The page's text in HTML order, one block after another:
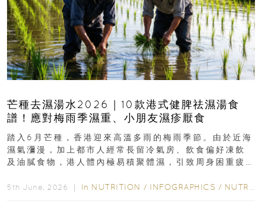
芒種去濕湯水2026｜10款港式健脾祛濕湯食
譜！應對梅雨季濕重、小朋友濕疹厭食
踏入6月芒種，香港迎來高溫多雨的梅雨季節。由於近海
濕氣瀰漫，加上都市人經常長留冷氣房、飲食偏好凍飲
及油膩食物，港人體內極易積聚體濕，引致周身困重疲
狀...
5th June, 2026 ｜ In NUTRITION / INFOGRAPHICS / NUTRITION